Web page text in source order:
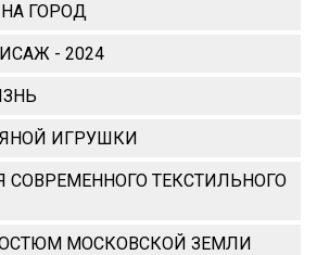
ГОРОД
- 2024
ИГРУШКИ
СОВРЕМЕННОГО ТЕКСТИЛЬНОГО
МОСКОВСКОЙ ЗЕМЛИ